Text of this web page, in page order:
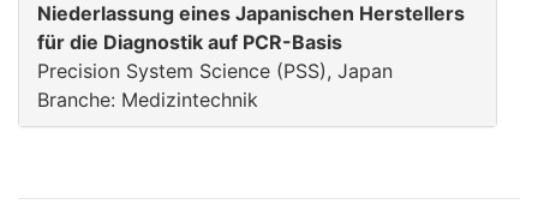
Niederlassung eines Japanischen Herstellers
für die Diagnostik auf PCR-Basis
Precision System Science (PSS), Japan
Branche: Medizintechnik